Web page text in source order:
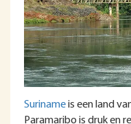
Surinameis een land
Paramaribo is druk en